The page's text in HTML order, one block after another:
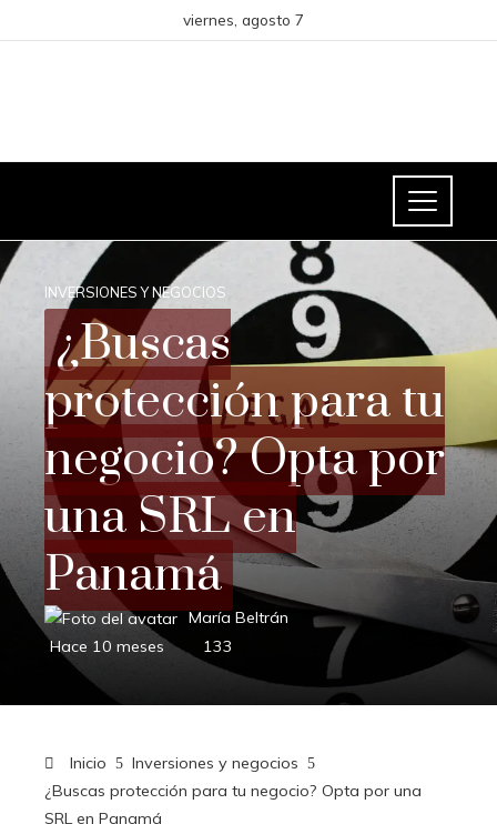
viernes, agosto 7
INVERSIONES Y NEGOCIOS
¿Buscas
protección para tu
negocio? Opta por
una SRL en
Panamá
María Beltrán
Hace 10 meses
133
Inicio
Inversiones y negocios
¿Buscas protección para tu negocio? Opta por una
SRL en Panamá